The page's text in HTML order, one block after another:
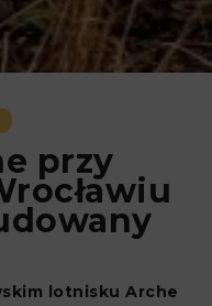
przy
lotnisku Arche